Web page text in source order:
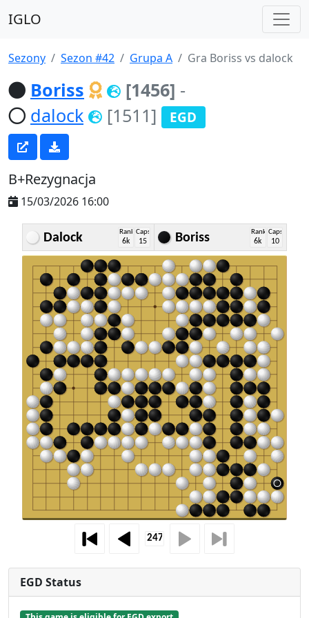
IGLO
Sezony Sezon #42 Grupa A Gra Boriss vs dalock
Boriss [1456] -
dalock
[1511] EGD
B+Rezygnacja
15/03/2026 16:00
Dalock Rank
6k
Caps
15 Boriss Rank
6k
Caps
10
EGD Status